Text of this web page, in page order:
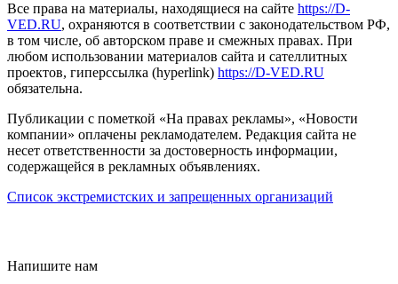
Все права на материалы, находящиеся на сайте https://D-
VED.RU, охраняются в соответствии с законодательством РФ,
в том числе, об авторском праве и смежных правах. При
любом использовании материалов сайта и сателлитных
проектов, гиперссылка (hyperlink) https://D-VED.RU
обязательна.
Публикации с пометкой «На правах рекламы», «Новости
компании» оплачены рекламодателем. Редакция сайта не
несет ответственности за достоверность информации,
содержащейся в рекламных объявлениях.
Список экстремистских и запрещенных организаций
Напишите нам